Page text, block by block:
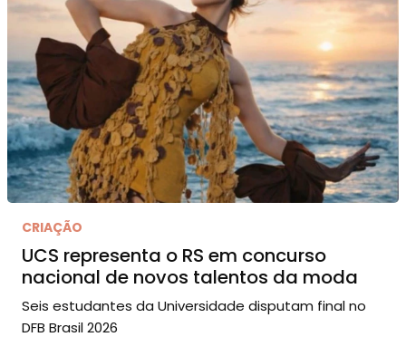
CRIAÇÃO
UCS representa o RS em concurso
nacional de novos talentos da moda
Seis estudantes da Universidade disputam final no
DFB Brasil 2026